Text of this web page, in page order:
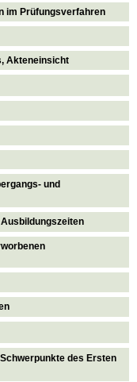
im Prüfungsverfahren
Akteneinsicht
und
des Ersten